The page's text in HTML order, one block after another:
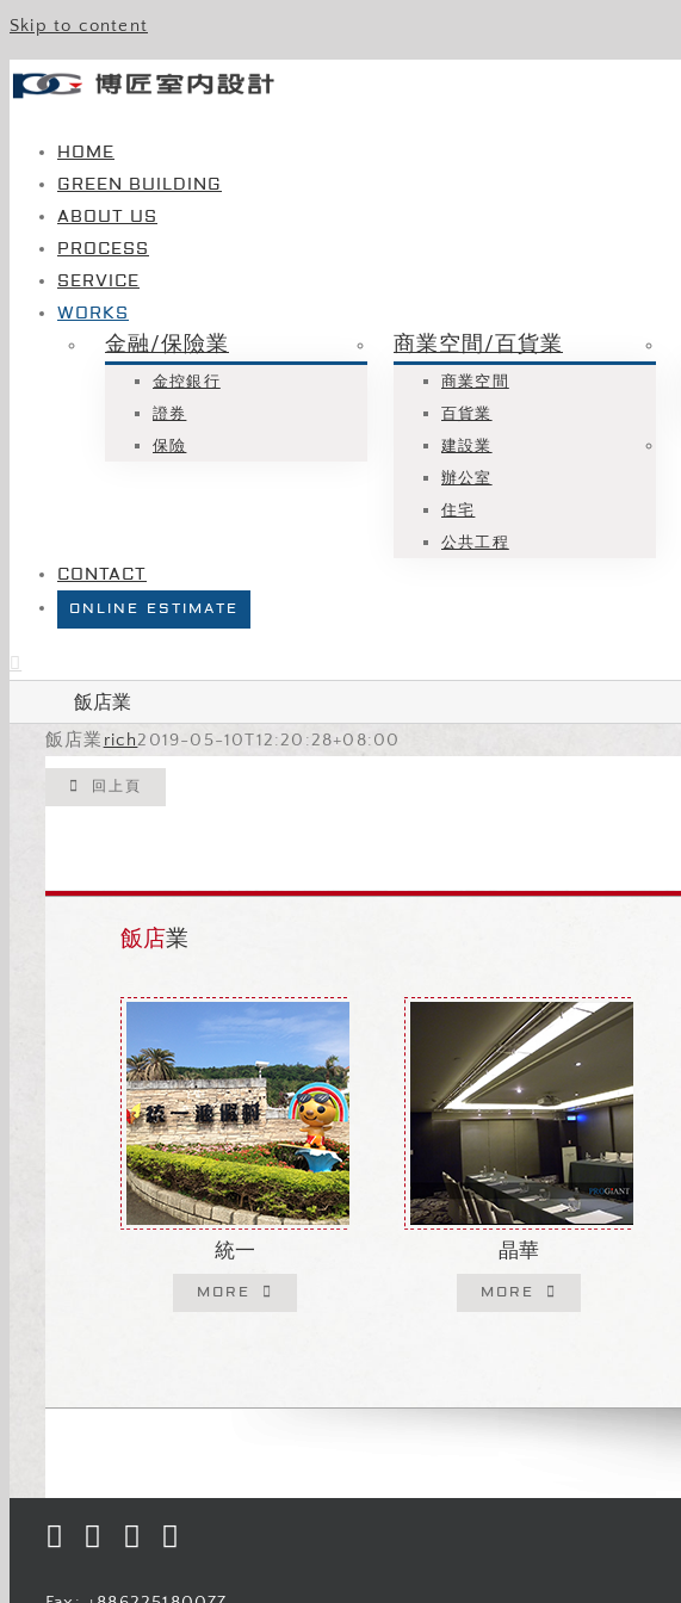
Skip to content
HOME
GREEN BUILDING
ABOUT US
PROCESS
SERVICE
WORKS
金融/保險業
金控銀行
證券
保險
商業空間/百貨業
商業空間
百貨業
建設業
辦公室
住宅
公共工程
CONTACT
ONLINE ESTIMATE
飯店業
飯店業 rich2019-05-10T12:20:28+08:00
回上頁
飯店業
統一
MORE
晶華
MORE